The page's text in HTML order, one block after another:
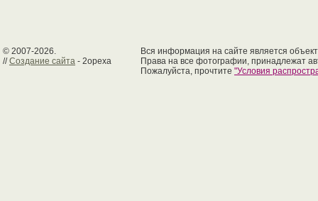
© 2007-2026.
//Создание сайта - 2opexa
Вся информация на сайте является
Права на все фотографии, принадлежат
Пожалуйста, прочтите "Условия